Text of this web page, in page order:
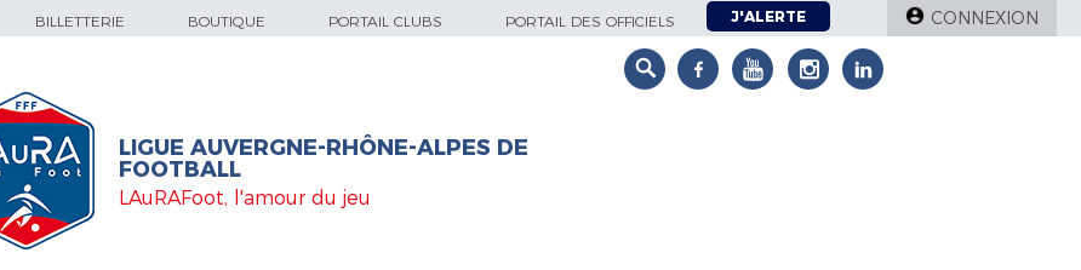
BILLETTERIE BOUTIQUE PORTAIL CLUBS PORTAIL DES OFFICIELS J'ALERTE CONNEXION
LIGUE AUVERGNE-RHÔNE-ALPES DE
FOOTBALL
LAuRAFoot, l'amour du jeu